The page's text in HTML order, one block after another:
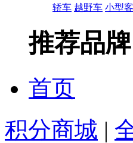
轿车 越野车 小型
推荐品牌
首页
积分商城 |